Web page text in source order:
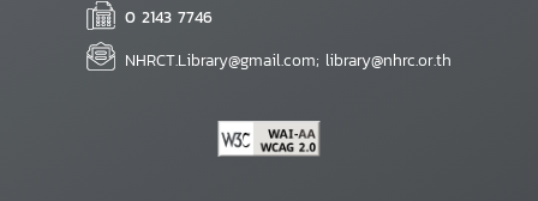
0 2143 7746
NHRCT.Library@gmail.com; library@nhrc.or.th